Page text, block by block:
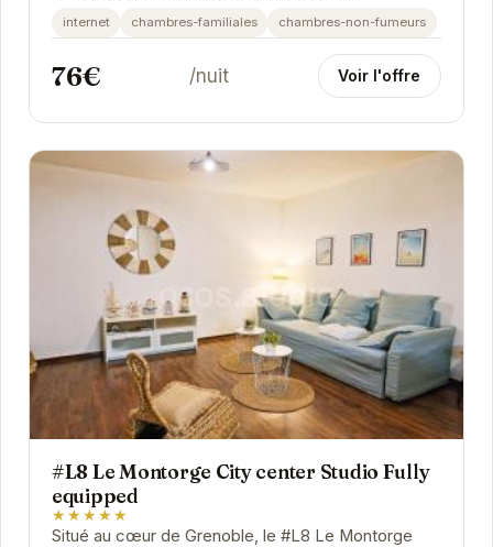
téléphérique. Avec la climatisation, vous...
internet chambres-familiales chambres-non-fumeurs
76€ /nuit Voir l'offre
#L8 Le Montorge City center Studio Fully
equipped
★★★★★
Situé au cœur de Grenoble, le #L8 Le Montorge